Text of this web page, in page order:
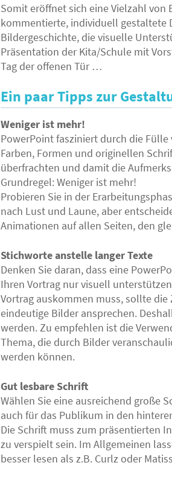
Somit eröffnet sich eine Vielzahl
kommentierte, individuell gestaltete
Bildergeschichte, die visuelle
Präsentation der Kita/Schule mit
Tag der offenen Tür …
Ein paar Tipps zur
Weniger ist mehr!
PowerPoint fasziniert durch die
Farben, Formen und originellen
überfrachten und damit die
Grundregel: Weniger ist mehr!
Probieren Sie in der
nach Lust und Laune, aber
Animationen auf allen Seiten, den
Stichworte anstelle langer Texte
Denken Sie daran, dass eine
Ihren Vortrag nur visuell
Vortrag auskommen muss, sollte
eindeutige Bilder ansprechen.
werden. Zu empfehlen ist die
Thema, die durch Bilder
werden können.
Gut lesbare Schrift
Wählen Sie eine ausreichend große
auch für das Publikum in den
Die Schrift muss zum präsentierten
zu verspielt sein. Im Allgemeinen
besser lesen als z.B. Curlz oder